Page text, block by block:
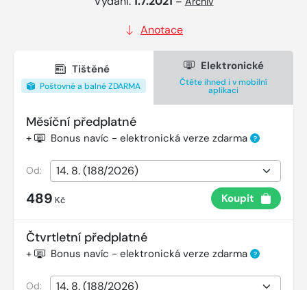
Anotace
Tištěné
Poštovné a balné ZDARMA
Elektronické
Čtěte ihned i v mobilní
aplikaci
Měsíční předplatné
+ Bonus navíc - elektronická verze zdarma ?
Od:
489 Kč Koupit
Čtvrtletní předplatné
+ Bonus navíc - elektronická verze zdarma ?
Od: